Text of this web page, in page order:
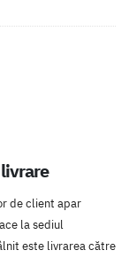
de client apar
la sediul
este livrarea către